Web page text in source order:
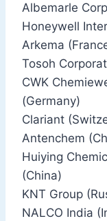
Albemarle
Honeywell
Arkema
Tosoh
CWK
(Germany)
Clariant
Antenchem
Huiying
(China)
KNT Group
NALCO India